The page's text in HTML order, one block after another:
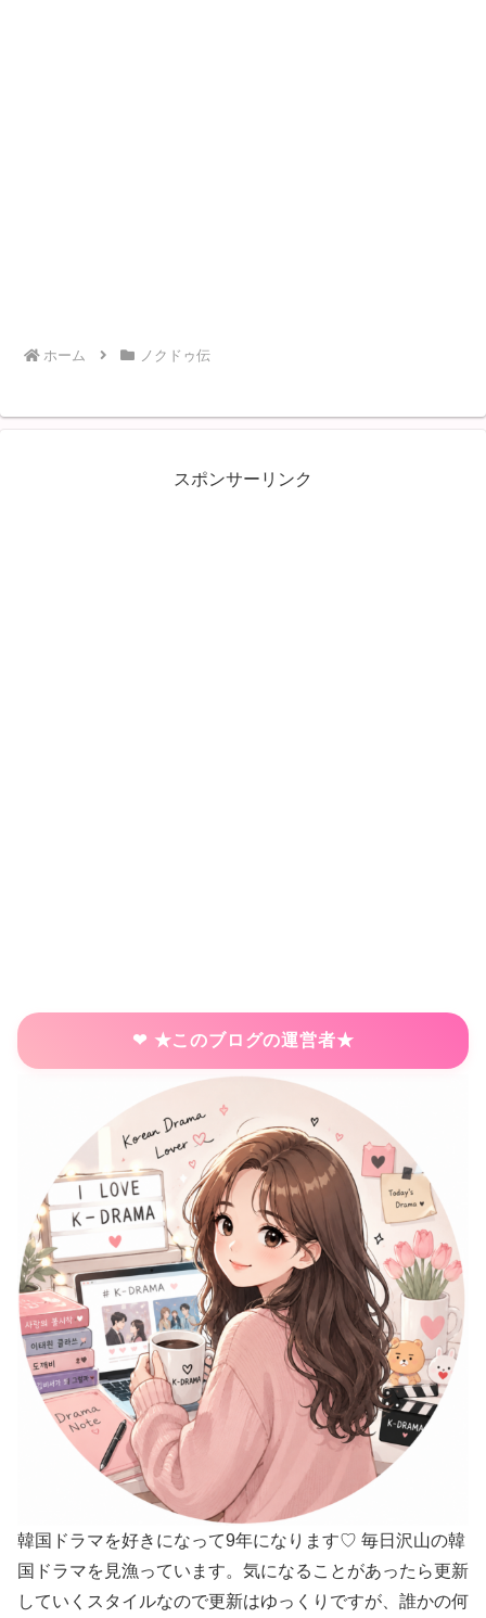
ホーム ノクドゥ伝
スポンサーリンク
★このブログの運営者★
韓国ドラマを好きになって9年になります♡ 毎日沢山の韓
国ドラマを見漁っています。気になることがあったら更新
していくスタイルなので更新はゆっくりですが、誰かの何